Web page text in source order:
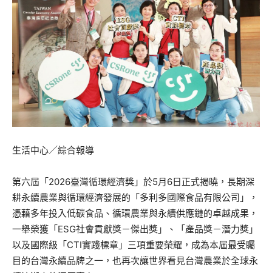
生活中心／綜合報導
第六屆「2026臺灣循環經濟獎」於5月6日正式揭曉，長期深
耕永續農業與循環經濟發展的「多利多國際食品有限公司」，
憑藉多年投入低碳食品、循環農業與永續供應鏈的卓越成果，
一舉榮獲「ESG社會貢獻獎－傑出獎」、「產品獎－潛力獎」
以及國際級「CTI實踐標章」三項重要榮耀，成為本屆最受矚
目的台灣永續品牌之一，也再次讓世界看見台灣農業於全球永